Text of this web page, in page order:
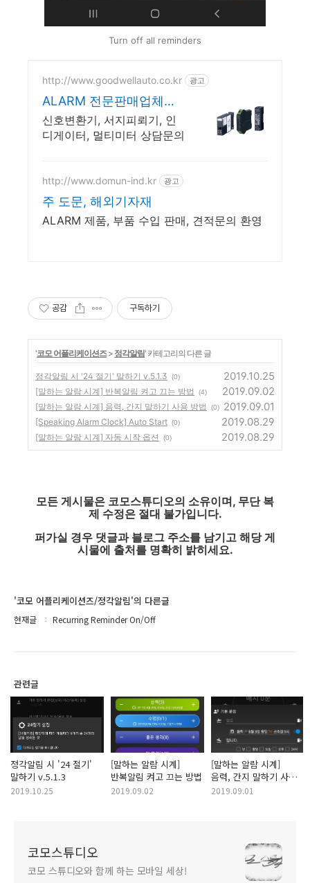
Turn off all reminders
http://www.goodwellauto.co.kr 광고
ALARM 전문판매업체
(주)굳웰
신호변환기, 서지피뢰기, 인
디게이터, 멀티미터 상담문의
http://www.domun-ind.kr 광고
주 도문, 해외기자재
ALARM 제품, 부품 수입 판매, 견적문의 환영
공감 구독하기
'코모 어플리케이션즈> 정각알림' 카테고리의 다른 글
정각알림 시 '24 절기' 말하기 v.5.1.3 (0) 2019.10.25
[말하는 알람 시계] 반복알림 켜고 끄는 방법 (4) 2019.09.02
[말하는 알람 시계] 음력, 간지 말하기 사용 방법 (0) 2019.09.01
[Speaking Alarm Clock] Auto Start (0) 2019.08.29
[말하는 알람 시계] 자동 시작 옵션 (0) 2019.08.29
모든 게시물은 코모스튜디오의 소유이며, 무단 복
제 수정은 절대 불가입니다.
퍼가실 경우 댓글과 블로그 주소를 남기고 해당 게
시물에 출처를 명확히 밝히세요.
'코모 어플리케이션즈/정각알림'의 다른글
현재글 Recurring Reminder On/Off
관련글
정각알림 시 '24 절기'
말하기 v.5.1.3
2019.10.25
[말하는 알람 시계]
반복알림 켜고 끄는 방법
2019.09.02
[말하는 알람 시계]
음력, 간지 말하기 사용
방법
2019.09.01
코모스튜디오
코모 스튜디오와 함께 하는 모바일 세상!